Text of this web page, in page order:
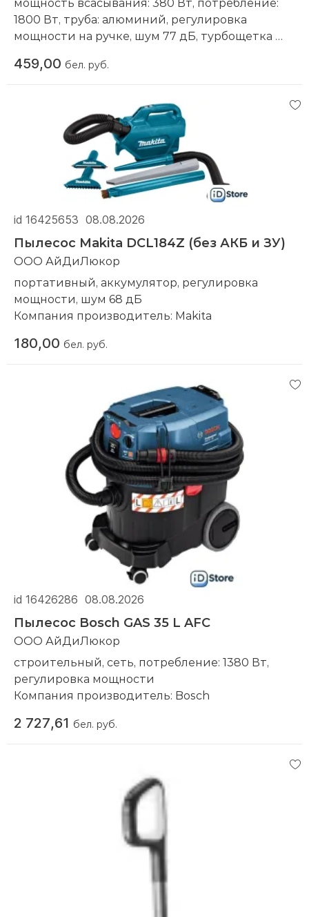
- Тип аккумулятора: Li-ion
- Съемный аккумулятор: 1
аккумулятора: 60 мин
- Ёмкость аккумулятора: 3600 мА·ч
- Ширина: 26.1 см
- Глубина: 25.2 см
- Высота: 126.4 см
- Вес: 3.1 кг
При оформлении и получении заказа
ОБЯЗАТЕЛЬНО обращайте внимание на
важные для вас параметры и характеристики
приобретаемого товара.
1800 Вт, труба: алюминий, регулировка
мощности на ручке, шум 77 дБ, турбощетка
459,00 бел. руб.
id 16425653 08.08.2026
Пылесос Makita DCL184Z (без АКБ и ЗУ)
ООО АйДиЛюкор
портативный, аккумулятор, регулировка
мощности, шум 68 дБ
Компания производитель: Makita
180,00 бел. руб.
id 16426286 08.08.2026
Пылесос Bosch GAS 35 L AFC
ООО АйДиЛюкор
строительный, сеть, потребление: 1380 Вт,
регулировка мощности
Компания производитель: Bosch
2 727,61 бел. руб.